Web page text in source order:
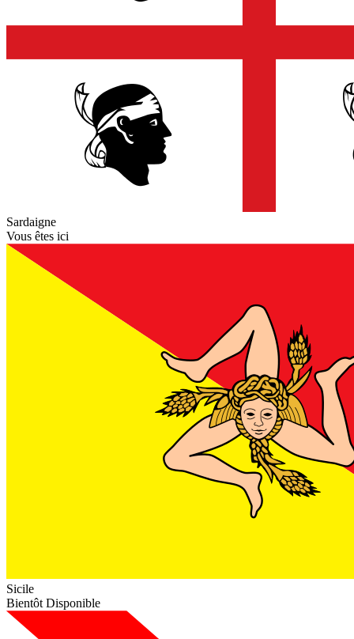
Sardaigne
Vous êtes ici
Sicile
Bientôt Disponible